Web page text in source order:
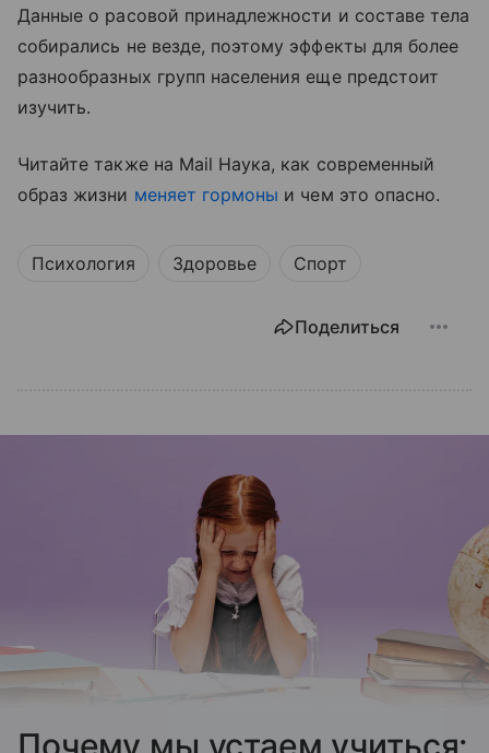
Данные о расовой принадлежности и составе тела
собирались не везде, поэтому эффекты для более
разнообразных групп населения еще предстоит
изучить.
Читайте также на Mail Наука, как современный
образ жизни меняет гормоны и чем это опасно.
Психология Здоровье Спорт
Поделиться